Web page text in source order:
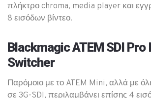
πλήκτρο chroma, media player και
8 εισόδων βίντεο.
Blackmagic ATEM SDI Pro
Switcher
Παρόμοιο με το ATEM Mini, αλλά με
σε 3G-SDI, περιλαμβάνει επίσης 4